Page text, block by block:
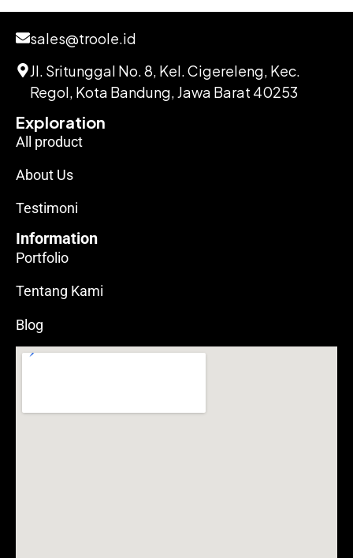
sales@troole.id
Jl. Sritunggal No. 8, Kel. Cigereleng, Kec.
Regol, Kota Bandung, Jawa Barat 40253
Exploration
All product
About Us
Testimoni
Information
Portfolio
Tentang Kami
Blog